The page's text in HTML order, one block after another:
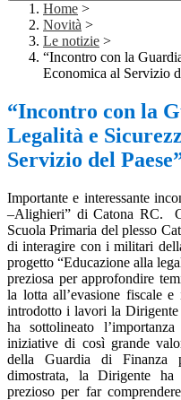
Home >
Novità >
Le notizie >
“Incontro con la
Economica al Servizio
“Incontro con la
Legalità e
Servizio del
Importante e interessante
–Alighieri” di Catona RC.
Scuola Primaria del plesso
di interagire con i militari
progetto “Educazione alla
preziosa per approfondire
la lotta all’evasione fiscale
introdotto i lavori la Dirigente
ha sottolineato
iniziative di così grande
della Guardia di Finanza
dimostrata, la Dirigente
prezioso per far